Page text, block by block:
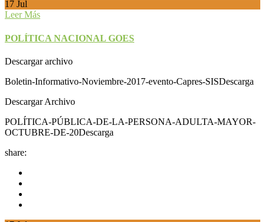
17 Jul
Leer Más
POLÍTICA NACIONAL GOES
Descargar archivo
Boletin-Informativo-Noviembre-2017-evento-Capres-SISDescarga
Descargar Archivo
POLÍTICA-PÚBLICA-DE-LA-PERSONA-ADULTA-MAYOR-
OCTUBRE-DE-20Descarga
share: